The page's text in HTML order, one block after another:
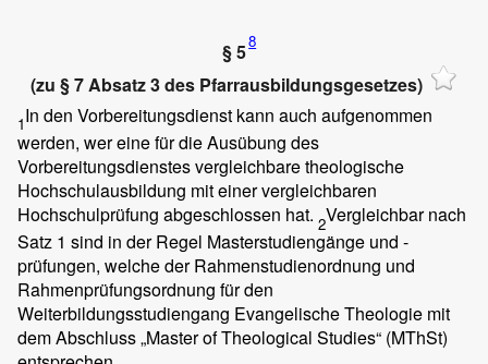
§ 58
(zu § 7 Absatz 3 des Pfarrausbildungsgesetzes)
1In den Vorbereitungsdienst kann auch aufgenommen
werden, wer eine für die Ausübung des
Vorbereitungsdienstes vergleichbare theologische
Hochschulausbildung mit einer vergleichbaren
Hochschulprüfung abgeschlossen hat. 2Vergleichbar nach
Satz 1 sind in der Regel Masterstudiengänge und -
prüfungen, welche der Rahmenstudienordnung und
Rahmenprüfungsordnung für den
Weiterbildungsstudiengang Evangelische Theologie mit
dem Abschluss „Master of Theological Studies“ (MThSt)